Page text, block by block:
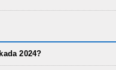
2024?